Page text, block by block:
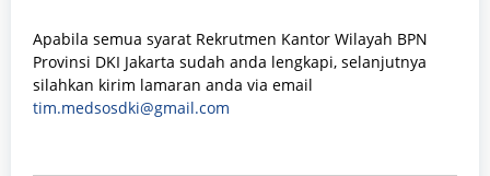
Apabila semua syarat Rekrutmen Kantor Wilayah BPN
Provinsi DKI Jakarta sudah anda lengkapi, selanjutnya
silahkan kirim lamaran anda via email
tim.medsosdki@gmail.com